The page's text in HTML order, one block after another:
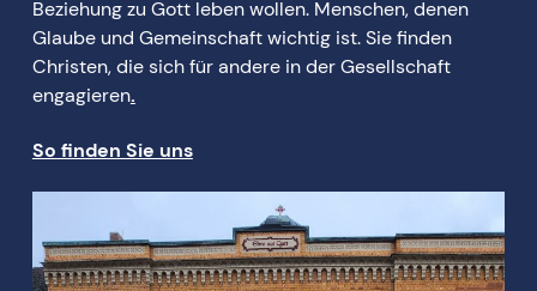
Beziehung zu Gott leben wollen. Menschen, denen
Glaube und Gemeinschaft wichtig ist. Sie finden
Christen, die sich für andere in der Gesellschaft
engagieren.
So finden Sie uns